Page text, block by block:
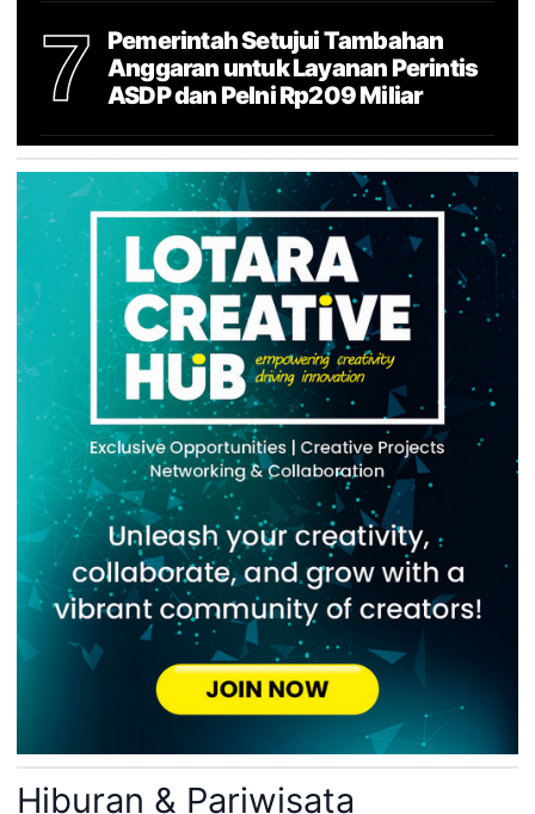
7
Pemerintah Setujui Tambahan
Anggaran untuk Layanan Perintis
ASDP dan Pelni Rp209 Miliar
Hiburan & Pariwisata